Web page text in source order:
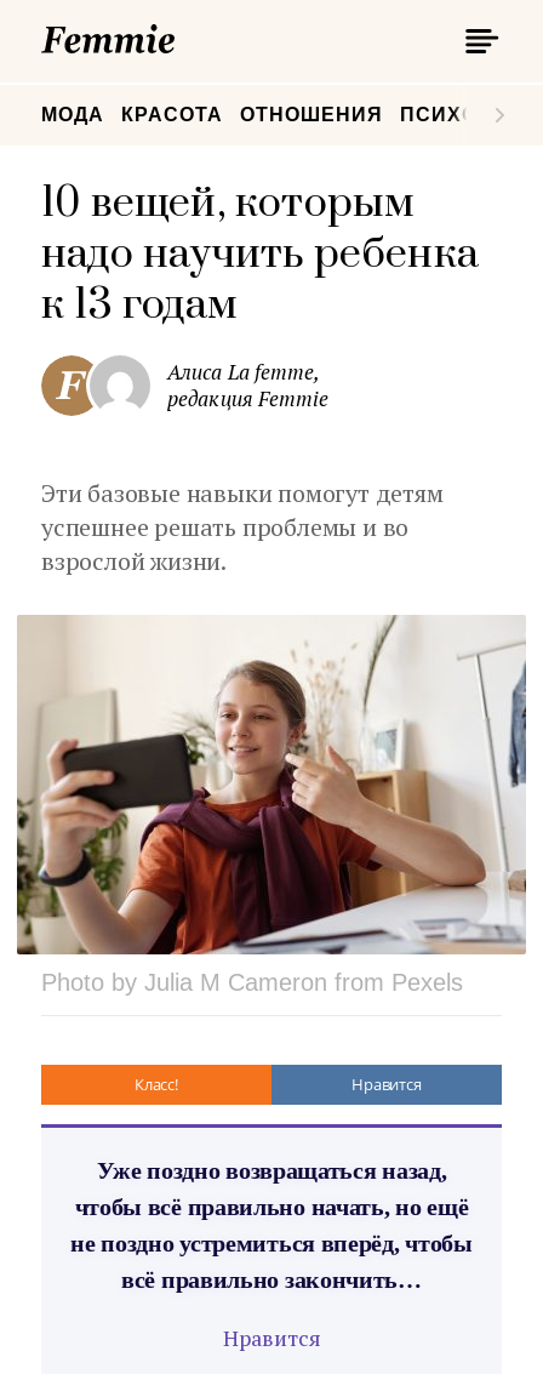
МОДА КРАСОТА ОТНОШЕНИЯ
10 вещей, которым
надо научить ребенка
к 13 годам
Алиса La femme,
редакция Femmie
Эти базовые навыки помогут детям
успешнее решать проблемы и во
взрослой жизни.
Photo by Julia M Cameron from Pexels
Класс! Нравится
Уже поздно возвращаться назад,
чтобы всё правильно начать, но ещё
не поздно устремиться вперёд, чтобы
всё правильно закончить…
Нравится